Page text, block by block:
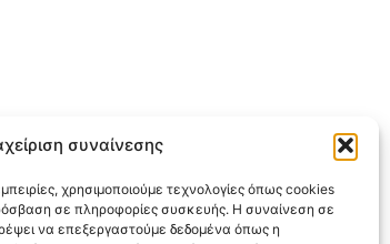
συναίνεσης
χρησιμοποιούμε τεχνολογίες όπως cookies
σε πληροφορίες συσκευής. Η συναίνεση σε
να επεξεργαστούμε δεδομένα όπως η